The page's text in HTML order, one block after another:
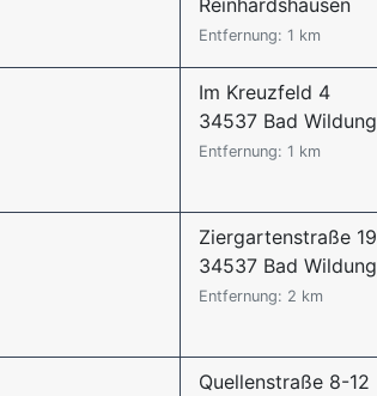
Reinhardshausen
Entfernung: 1 km
Im Kreuzfeld 4
34537 Bad
Entfernung: 1 km
Ziergartenstraße 19
34537 Bad
Entfernung: 2 km
Quellenstraße 8-12